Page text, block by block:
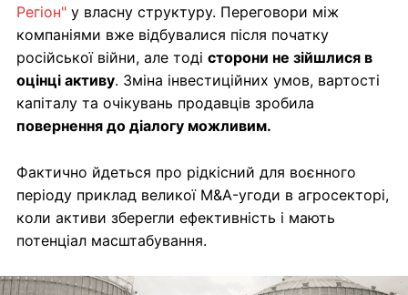
Регіон" у власну структуру. Переговори між
компаніями вже відбувалися після початку
російської війни, але тоді сторони не зійшлися в
оцінці активу. Зміна інвестиційних умов, вартості
капіталу та очікувань продавців зробила
повернення до діалогу можливим.
Фактично йдеться про рідкісний для воєнного
періоду приклад великої M&A-угоди в агросекторі,
коли активи зберегли ефективність і мають
потенціал масштабування.